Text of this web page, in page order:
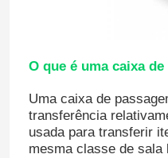
O que é uma caixa
Uma caixa de
transferência
usada para transferir
mesma classe de sala